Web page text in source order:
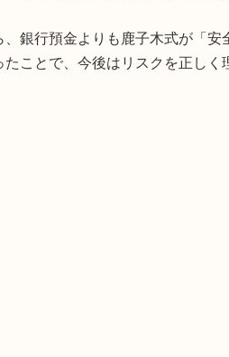
、銀行預金よりも鹿子木式が「安
たことで、今後はリスクを正し